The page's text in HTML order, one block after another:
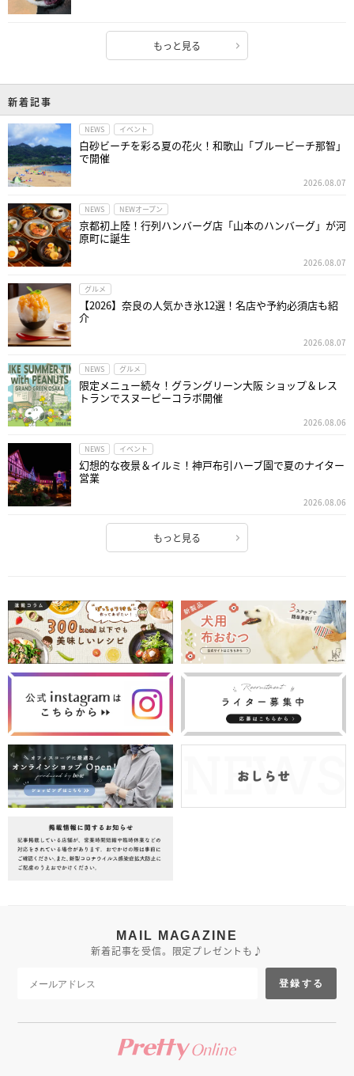
もっと見る
新着記事
NEWS イベント
白砂ビーチを彩る夏の花火！和歌山「ブルービーチ那智」
で開催
2026.08.07
NEWS NEWオープン
京都初上陸！行列ハンバーグ店「山本のハンバーグ」が河
原町に誕生
2026.08.07
グルメ
【2026】奈良の人気かき氷12選！名店や予約必須店も紹
介
2026.08.07
NEWS グルメ
限定メニュー続々！グラングリーン大阪 ショップ＆レス
トランでスヌーピーコラボ開催
2026.08.06
NEWS イベント
幻想的な夜景＆イルミ！神戸布引ハーブ園で夏のナイター
営業
2026.08.06
もっと見る
MAIL MAGAZINE
新着記事を受信。限定プレゼントも♪
登録する